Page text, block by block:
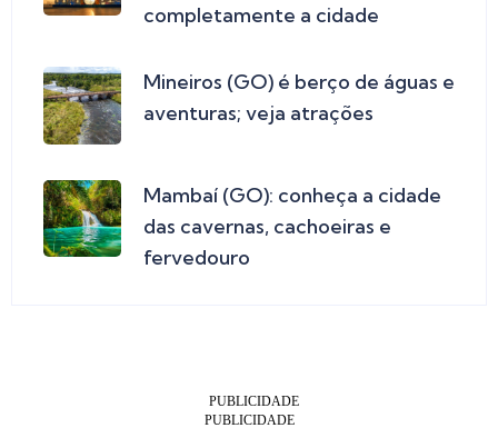
completamente a cidade
Mineiros (GO) é berço de águas e
aventuras; veja atrações
Mambaí (GO): conheça a cidade
das cavernas, cachoeiras e
fervedouro